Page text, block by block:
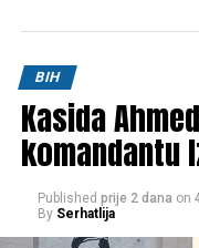
Hoće li biti dovoljno
DON'T MISS
Vulić: Ide inicijativa
postupci su uvreda
BIH
Kasida
komandantu
Published prije 2 dana on
By Serhatlija